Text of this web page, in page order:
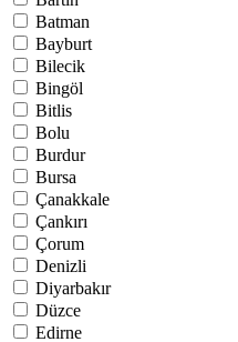
Batman
Bayburt
Bilecik
Bingöl
Bitlis
Bolu
Burdur
Bursa
Çanakkale
Çankırı
Çorum
Denizli
Diyarbakır
Düzce
Edirne